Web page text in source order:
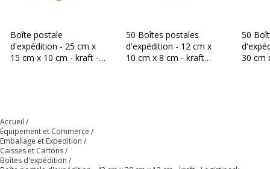
Boîte postale
d'expédition - 25 cm x
15 cm x 10 cm - kraft -
50 Boîtes postales
d'expédition - 12 cm x
10 cm x 8 cm - kraft
50
30 cm
Accueil
Équipement et Commerce
Emballage et Expedition
Caisses et Cartons
Boîtes d'expédition